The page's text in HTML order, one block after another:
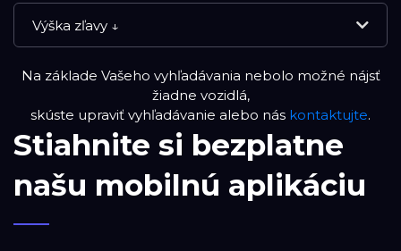
Výška zľavy ↓
DEMO VOZIDLÁ
PREVERENÉ JAZDENÉ VOZIDLÁ
Na základe Vašeho vyhľadávania nebolo možné nájsť
žiadne vozidlá,
skúste upraviť vyhľadávanie alebo nás kontaktujte.
Stiahnite si bezplatne
našu mobilnú aplikáciu